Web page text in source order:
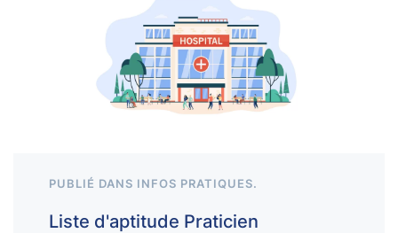
PUBLIÉ DANS INFOS PRATIQUES.
Liste d'aptitude Praticien